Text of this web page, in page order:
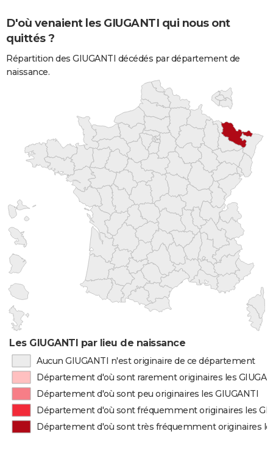
D'où venaient les GIUGANTI qui nous ont
quittés ?
Répartition des GIUGANTI décédés par département de
naissance.
Les GIUGANTI par lieu de naissance
Aucun GIUGANTI n'est originaire de ce département
Département d'où sont rarement originaires les
Département d'où sont peu originaires les GIUGANTI
Département d'où sont fréquemment originaires les
Département d'où sont très fréquemment originaires